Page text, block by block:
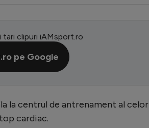
tari clipuri iAMsport.ro
pe Google
la centrul de antrenament al celor
cardiac.